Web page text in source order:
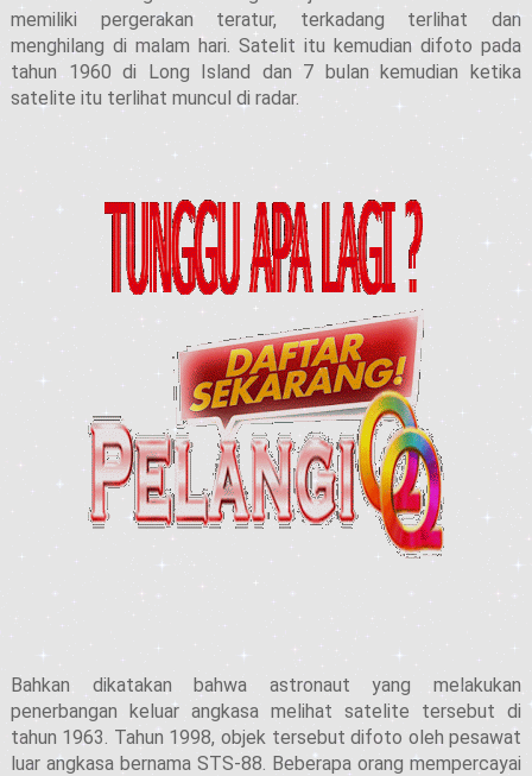
memiliki pergerakan teratur, terkadang terlihat dan
menghilang di malam hari. Satelit itu kemudian difoto pada
tahun 1960 di Long Island dan 7 bulan kemudian ketika
satelite itu terlihat muncul di radar.
Bahkan dikatakan bahwa astronaut yang melakukan
penerbangan keluar angkasa melihat satelite tersebut di
tahun 1963. Tahun 1998, objek tersebut difoto oleh pesawat
luar angkasa bernama STS-88. Beberapa orang mempercayai